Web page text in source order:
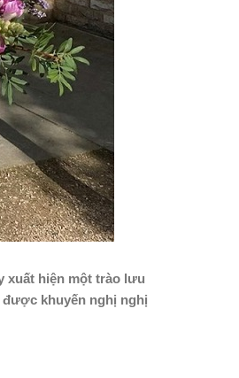
xuất hiện một trào lưu
khuyến nghị nghị